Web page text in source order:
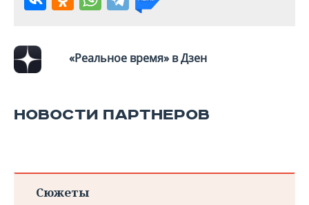
«Реальное время» в Дзен
НОВОСТИ ПАРТНЕРОВ
Сюжеты